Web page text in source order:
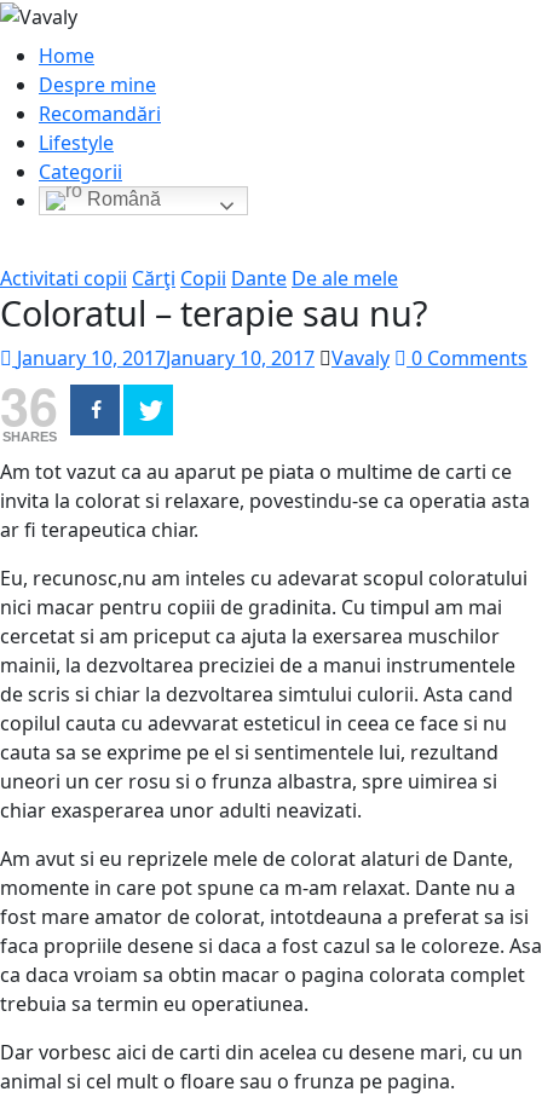
Home
Despre mine
Recomandări
Lifestyle
Categorii
Română
Activitati copii Cărţi Copii Dante De ale mele
Coloratul – terapie sau nu?
January 10, 2017January 10, 2017 Vavaly 0 Comments
36
SHARES
Am tot vazut ca au aparut pe piata o multime de carti ce
invita la colorat si relaxare, povestindu-se ca operatia asta
ar fi terapeutica chiar.
Eu, recunosc,nu am inteles cu adevarat scopul coloratului
nici macar pentru copiii de gradinita. Cu timpul am mai
cercetat si am priceput ca ajuta la exersarea muschilor
mainii, la dezvoltarea preciziei de a manui instrumentele
de scris si chiar la dezvoltarea simtului culorii. Asta cand
copilul cauta cu adevvarat esteticul in ceea ce face si nu
cauta sa se exprime pe el si sentimentele lui, rezultand
uneori un cer rosu si o frunza albastra, spre uimirea si
chiar exasperarea unor adulti neavizati.
Am avut si eu reprizele mele de colorat alaturi de Dante,
momente in care pot spune ca m-am relaxat. Dante nu a
fost mare amator de colorat, intotdeauna a preferat sa isi
faca propriile desene si daca a fost cazul sa le coloreze. Asa
ca daca vroiam sa obtin macar o pagina colorata complet
trebuia sa termin eu operatiunea.
Dar vorbesc aici de carti din acelea cu desene mari, cu un
animal si cel mult o floare sau o frunza pe pagina.